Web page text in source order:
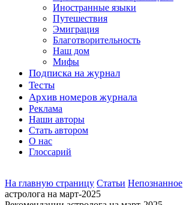
Иностранные языки
Путешествия
Эмиграция
Благотворительность
Наш дом
Мифы
Подписка на журнал
Тесты
Архив номеров журнала
Реклама
Наши авторы
Стать автором
О нас
Глоссарий
На главную страницу Статьи Непознанное
астролога на март-2025